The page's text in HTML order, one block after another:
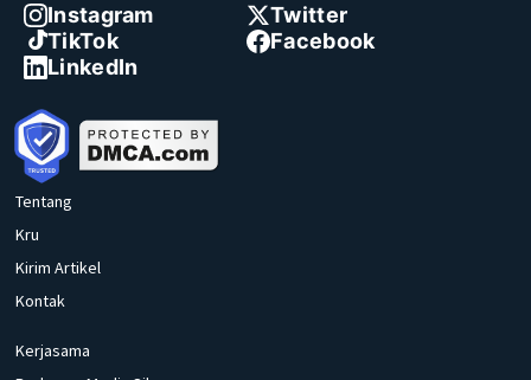
Instagram
Twitter
TikTok
Facebook
LinkedIn
Tentang
Kru
Kirim Artikel
Kontak
Kerjasama